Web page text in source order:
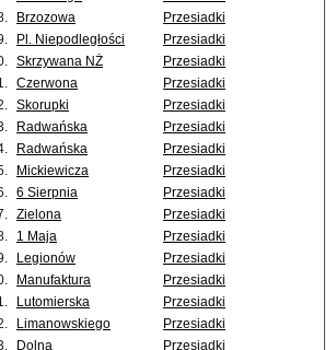
Brzozowa
Przesiadki
Pl. Niepodległości
Przesiadki
Skrzywana NŻ
Przesiadki
Czerwona
Przesiadki
Skorupki
Przesiadki
Radwańska
Przesiadki
Radwańska
Przesiadki
Mickiewicza
Przesiadki
6 Sierpnia
Przesiadki
Zielona
Przesiadki
1 Maja
Przesiadki
Legionów
Przesiadki
Manufaktura
Przesiadki
Lutomierska
Przesiadki
Limanowskiego
Przesiadki
Dolna
Przesiadki